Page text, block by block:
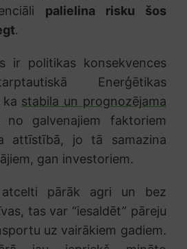
palielina risku šos
.
ir politikas konsekvences
Enerģētikas
ka stabila un prognozējama
galvenajiem faktoriem
attīstībā, jo tā samazina
gan investoriem.
pārāk agri un bez
tas var “iesaldēt” pāreju
uz vairākiem gadiem.